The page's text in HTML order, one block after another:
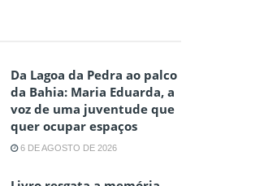
Da Lagoa da Pedra ao palco
da Bahia: Maria Eduarda, a
voz de uma juventude que
quer ocupar espaços
6 DE AGOSTO DE 2026